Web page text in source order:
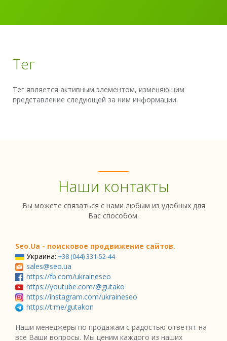
Тег
Тег является активным элементом, изменяющим
представление следующей за ним информации.
Наши контакты
Вы можете связаться с нами любым из удобных для
Вас способом.
Seo.Ua - поисковое продвижение сайтов.
Украина: +38 (044) 331-52-44
sales@seo.ua
https://fb.com/ukraineseo
https://youtube.com/@gutako
https://instagram.com/ukraineseo
https://t.me/gutakon
Наши менеджеры по продажам с радостью ответят на
все Ваши вопросы. Мы ценим каждого из наших